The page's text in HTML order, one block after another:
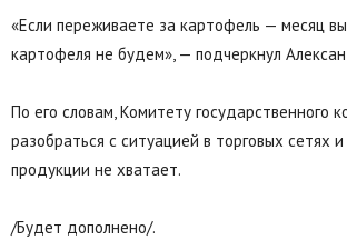
«Если переживаете за картофель — месяц
картофеля не будем», — подчеркнул
По его словам, Комитету государственного
разобраться с ситуацией в торговых сетях
продукции не хватает.
/Будет дополнено/.